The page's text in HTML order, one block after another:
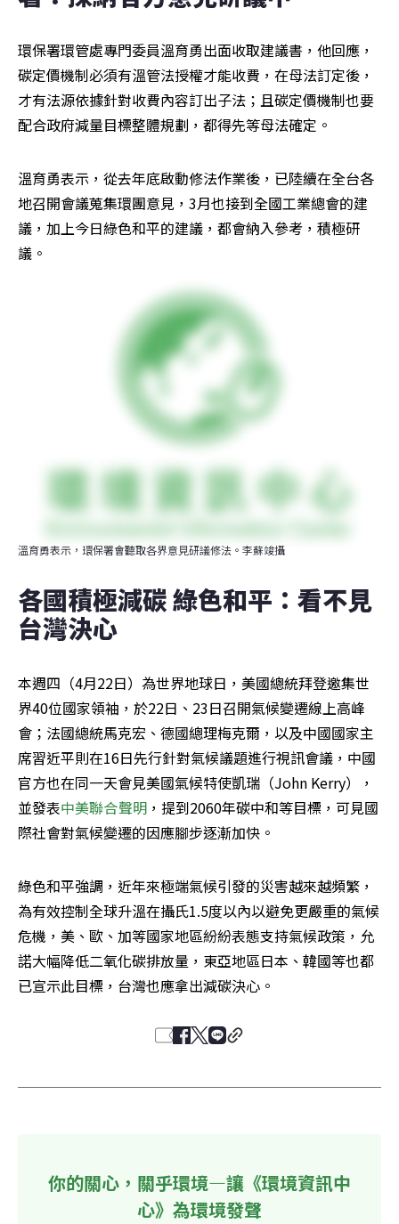
環保署環管處專門委員溫育勇出面收取建議書，他回應，
碳定價機制必須有溫管法授權才能收費，在母法訂定後，
才有法源依據針對收費內容訂出子法；且碳定價機制也要
配合政府減量目標整體規劃，都得先等母法確定。
溫育勇表示，從去年底啟動修法作業後，已陸續在全台各
地召開會議蒐集環團意見，3月也接到全國工業總會的建
議，加上今日綠色和平的建議，都會納入參考，積極研
議。
溫育勇表示，環保署會聽取各界意見研議修法。李蘇竣攝
各國積極減碳 綠色和平：看不見
台灣決心
本週四（4月22日）為世界地球日，美國總統拜登邀集世
界40位國家領袖，於22日、23日召開氣候變遷線上高峰
會；法國總統馬克宏、德國總理梅克爾，以及中國國家主
席習近平則在16日先行針對氣候議題進行視訊會議，中國
官方也在同一天會見美國氣候特使凱瑞（John Kerry），
並發表中美聯合聲明，提到2060年碳中和等目標，可見國
際社會對氣候變遷的因應腳步逐漸加快。
綠色和平強調，近年來極端氣候引發的災害越來越頻繁，
為有效控制全球升溫在攝氏1.5度以內以避免更嚴重的氣候
危機，美、歐、加等國家地區紛紛表態支持氣候政策，允
諾大幅降低二氧化碳排放量，東亞地區日本、韓國等也都
已宣示此目標，台灣也應拿出減碳決心。
你的關心，關乎環境—讓《環境資訊中
心》為環境發聲